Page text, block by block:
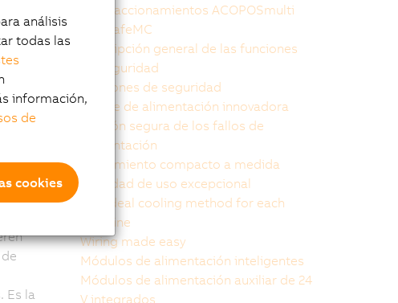
Es la
Servoaccionamientos ACOPOSmulti
con SafeMC
Descripción general de las funciones
de seguridad
Funciones de seguridad
Fuente de alimentación innovadora
Gestión segura de los fallos de
alimentación
Rendimiento compacto a medida
Facilidad de uso excepcional
The ideal cooling method for each
machine
Wiring made easy
Módulos de alimentación inteligentes
Módulos de alimentación auxiliar de 24
V integrados
análisis
todas las
información,
de
cookies